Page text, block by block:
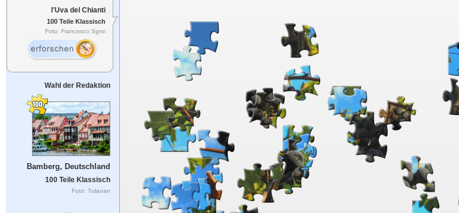
l'Uva del Chianti
100 Teile Klassisch
Foto: Francesco Sgroi
Wahl der Redaktion
Bamberg, Deutschland
100 Teile Klassisch
Foto: Tulanan